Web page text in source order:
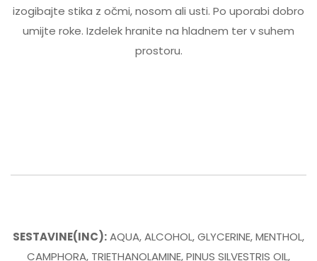
izogibajte stika z očmi, nosom ali usti. Po uporabi dobro
umijte roke. Izdelek hranite na hladnem ter v suhem
prostoru.
SESTAVINE(INC):AQUA, ALCOHOL, GLYCERINE, MENTHOL,
CAMPHORA, TRIETHANOLAMINE, PINUS SILVESTRIS OIL,
Nas veseli, da Vam je olajšalo tegobe 😍
Pri inhalaciji zelo prečisti dihalne poti.